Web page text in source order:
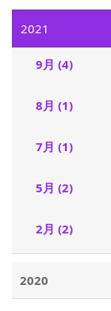
2021
9月 (4)
8月 (1)
7月 (1)
5月 (2)
2月 (2)
2020